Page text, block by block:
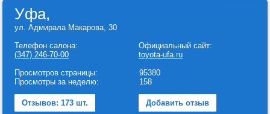
Уфа,
ул. Адмирала Макарова, 30
Телефон салона:
(347) 246-70-00
Официальный сайт:
toyota-ufa.ru
Просмотров страницы:
Просмотры за неделю:
95380
158
Отзывов: 173 шт. Добавить отзыв